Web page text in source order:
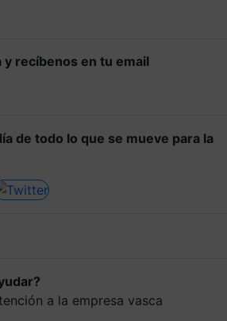
recíbenos en tu email
de todo lo que se mueve para la
a la empresa vasca